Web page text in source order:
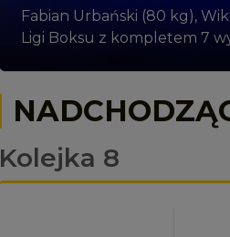
Fabian Urbański (80 kg),
Ligi Boksu z kompletem 7
Kolejka 8